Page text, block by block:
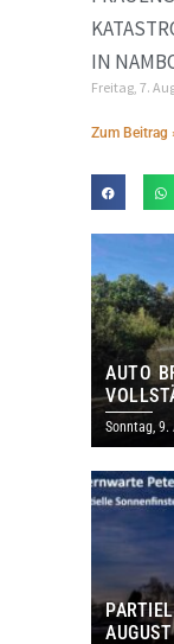
IN
Freitag, 7.
Zum Beitrag
AUTO
Sonntag,